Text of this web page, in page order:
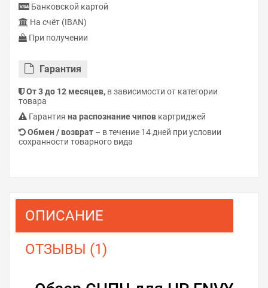
Банковской картой
На счёт (IBAN)
При получении
Гарантия
От 3 до 12 месяцев, в зависимости от категории
товара
Гарантия на распознание чипов картриджей
Обмен / возврат – в течение 14 дней при условии
сохранности товарного вида
ОПИСАНИЕ
ОТЗЫВЫ (1)